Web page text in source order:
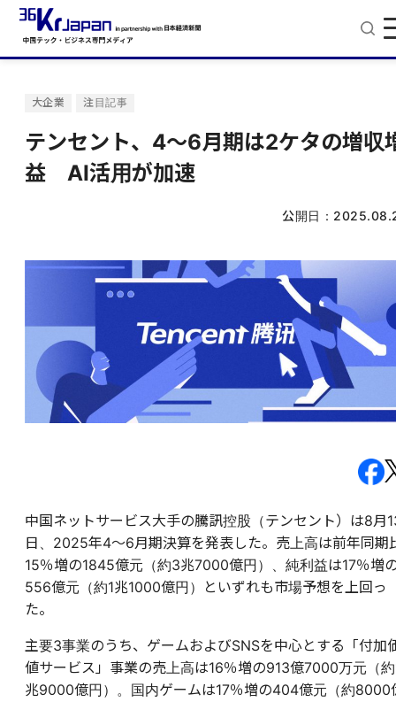
大企業 注目記事
テンセント、4～6月期は2ケタの増収
益 AI活用が加速
公開日：
中国ネットサービス大手の騰訊控股（テンセント）は8月
日、2025年4～6月期決算を発表した。売上高は前年同期
15％増の1845億元（約3兆7000億円）、純利益は17％増
556億元（約1兆1000億円）といずれも市場予想を上回っ
た。
主要3事業のうち、ゲームおよびSNSを中心とする「付加
値サービス」事業の売上高は16％増の913億7000万元（
兆9000億円）。国内ゲームは17％増の404億元（約8000